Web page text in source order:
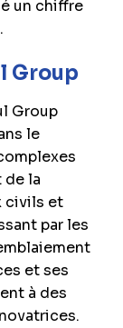
un chiffre
Group
Group
le
de la
civils et
par les
et ses
à des